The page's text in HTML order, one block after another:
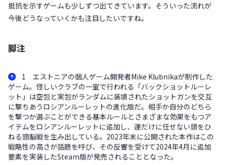
抵抗を示すゲームも少しずつ出てきています。そういった流れが
今後どうなっていくかも注目したいですね。
脚注
1 エストニアの個人ゲーム開発者Mike Klubnikaが制作した
ゲーム。怪しいクラブの一室で行われる「バックショットルーレ
ット」は空包と実包がランダムに装填されたショットガンを交互
に撃ちあうロシアンルーレットの進化版だ。相手か自分のどちら
を撃つか選ぶことができる基本ルールとさまざまな効果をもつア
イテムをロシアンルーレットに追加し、運だけに任せない頭をひ
ねる頭脳戦を生み出している。2023年末に公開された本作はこの
戦略性の高さが話題を呼び、その反響を受けて2024年4月に追加
要素を実装したSteam版が発売されることとなった。